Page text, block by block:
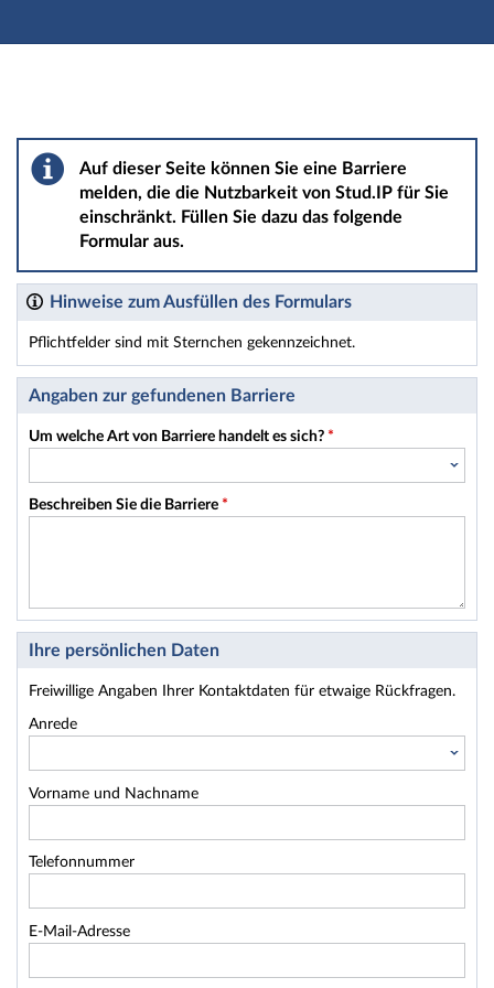
Hauptnavigation
Barriere melden
Auf dieser Seite können Sie eine Barriere
melden, die die Nutzbarkeit von Stud.IP für Sie
einschränkt. Füllen Sie dazu das folgende
Formular aus.
Hinweise zum Ausfüllen des Formulars
Pflichtfelder sind mit Sternchen gekennzeichnet.
Dieses Formular enthält Pflichtfelder.
Angaben zur gefundenen Barriere
Um welche Art von Barriere handelt es sich? *
Beschreiben Sie die Barriere *
Ihre persönlichen Daten
Freiwillige Angaben Ihrer Kontaktdaten für etwaige Rückfragen.
Anrede
Vorname und Nachname
Telefonnummer
E-Mail-Adresse